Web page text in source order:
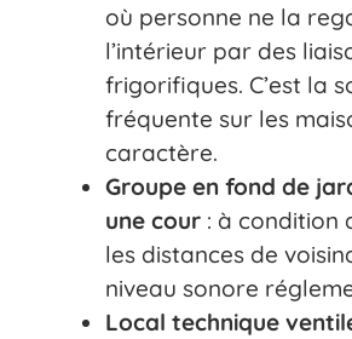
où personne ne la
l’intérieur par des
frigorifiques. C’est la
fréquente sur les
caractère.
Groupe en fond de
une cour : à condition
les distances de
niveau sonore
Local technique